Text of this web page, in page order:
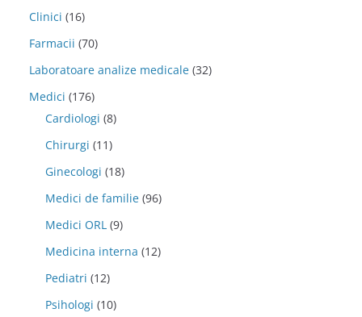
Clinici (16)
Farmacii (70)
Laboratoare analize medicale (32)
Medici (176)
Cardiologi (8)
Chirurgi (11)
Ginecologi (18)
Medici de familie (96)
Medici ORL (9)
Medicina interna (12)
Pediatri (12)
Psihologi (10)